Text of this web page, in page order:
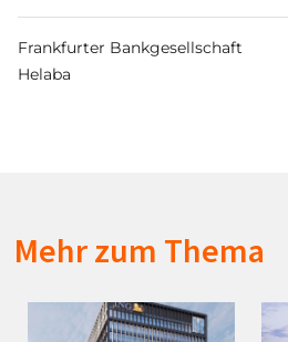
Frankfurter Bankgesellschaft
Helaba
Mehr zum Thema